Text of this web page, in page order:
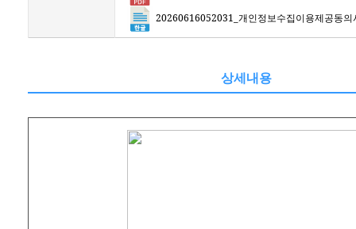
20260616052031_개인정보수집이용제공동
상세내용